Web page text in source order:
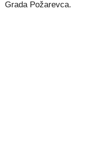
Grada Požarevca.